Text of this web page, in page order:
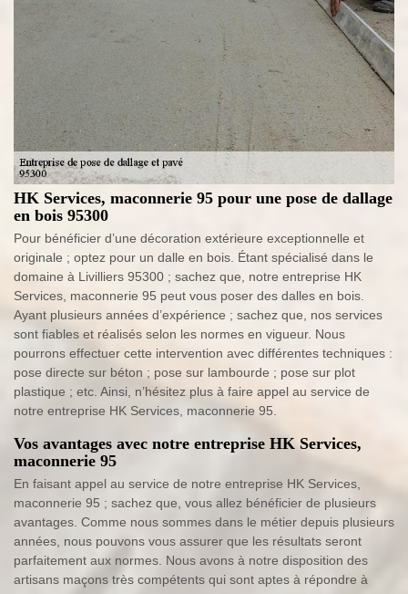
HK Services, maconnerie 95 pour une pose de dallage
en bois 95300
Pour bénéficier d’une décoration extérieure exceptionnelle et
originale ; optez pour un dalle en bois. Étant spécialisé dans le
domaine à Livilliers 95300 ; sachez que, notre entreprise HK
Services, maconnerie 95 peut vous poser des dalles en bois.
Ayant plusieurs années d’expérience ; sachez que, nos services
sont fiables et réalisés selon les normes en vigueur. Nous
pourrons effectuer cette intervention avec différentes techniques :
pose directe sur béton ; pose sur lambourde ; pose sur plot
plastique ; etc. Ainsi, n’hésitez plus à faire appel au service de
notre entreprise HK Services, maconnerie 95.
Vos avantages avec notre entreprise HK Services,
maconnerie 95
En faisant appel au service de notre entreprise HK Services,
maconnerie 95 ; sachez que, vous allez bénéficier de plusieurs
avantages. Comme nous sommes dans le métier depuis plusieurs
années, nous pouvons vous assurer que les résultats seront
parfaitement aux normes. Nous avons à notre disposition des
artisans maçons très compétents qui sont aptes à répondre à